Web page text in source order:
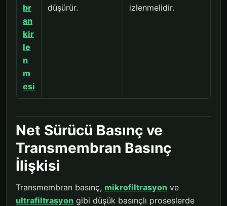
br
an
kir
le
n
m
esi
düşürür.
izlenmelidir.
Net Sürücü Basınç ve
Transmembran Basınç
İlişkisi
Transmembran basınç, mikrofiltrasyon ve
ultrafiltrasyon gibi düşük basınçlı proseslerde